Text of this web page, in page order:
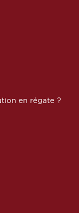
en régate ?